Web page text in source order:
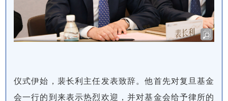
仪式伊始，裴长利主任发表致辞。他首先对复旦基金
会一行的到来表示热烈欢迎，并对基金会给予律所的